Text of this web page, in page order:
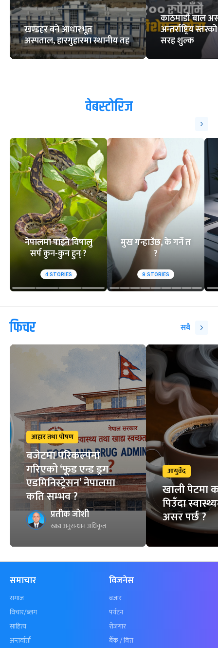
खण्डहर बने आधारभूत
अस्पताल, हारगुहारमा स्थानीय तह
काठमाडौं बाल
अन्तर्राष्ट्रिय
सरह शुल्क
वेबस्टोरिज
नेपालमा पाइने विषालु
सर्प कुन-कुन हुन् ?
4STORIES
मुख गन्हाउँछ, के गर्ने त
?
9 STORIES
फिचर सबै
आहार तथा पोषण
बजेटमा परिकल्पना
गरिएको ‘फूड एन्ड ड्रग
एडमिनिस्ट्रेसन’ नेपालमा
कति सम्भव ?
प्रतीक जोशी
खाद्य अनुसन्धान अधिकृत
आयुर्वेद
खाली पेटमा
पिउँदा
असर पर्छ ?
समाचार
समाज
विचार/ब्लग
साहित्य
अन्तर्वार्ता
विजनेस
बजार
पर्यटन
रोजगार
बैँक / वित्त